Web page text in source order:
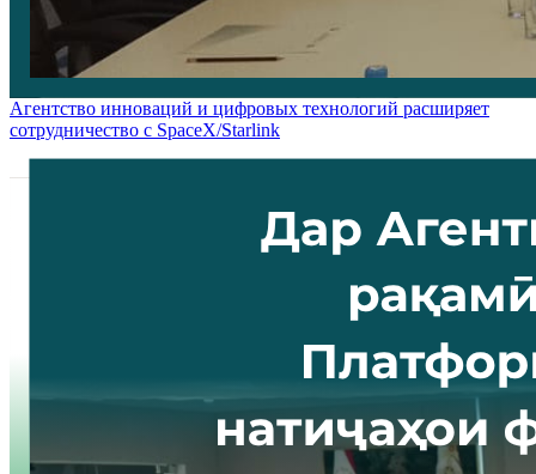
Агентство инноваций и цифровых технологий расширяет
сотрудничество с SpaceX/Starlink